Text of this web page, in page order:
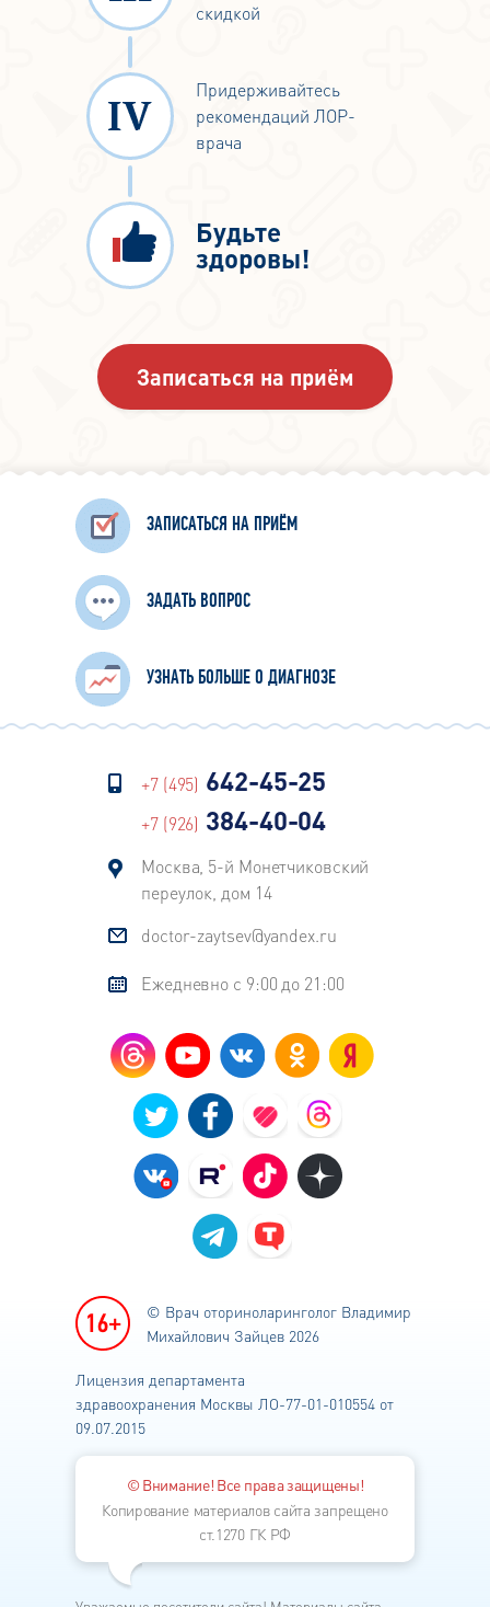
скидкой
Придерживайтесь
рекомендаций ЛОР-
врача
Будьте
здоровы!
Записаться на приём
ЗАПИСАТЬСЯ НА ПРИЁМ
ЗАДАТЬ ВОПРОС
УЗНАТЬ БОЛЬШЕ О ДИАГНОЗЕ
+7 (495) 642-45-25
+7 (926) 384-40-04
Москва, 5-й Монетчиковский
переулок, дом 14
doctor-zaytsev@yandex.ru
Ежедневно с 9:00 до 21:00
© Врач оториноларинголог Владимир
Михайлович Зайцев 2026
Лицензия департамента
здравоохранения Москвы ЛО-77-01-010554 от
09.07.2015
© Внимание! Все права защищены!
Копирование материалов сайта запрещено
ст.1270 ГК РФ